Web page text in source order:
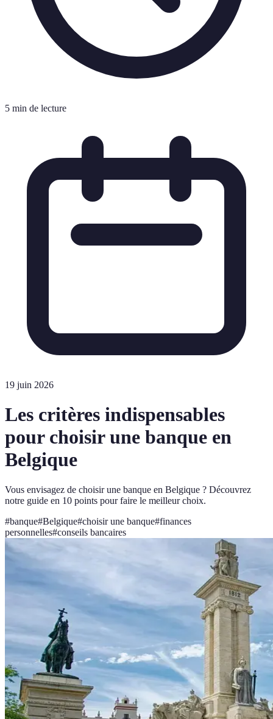
5 min de lecture
19 juin 2026
Les critères indispensables
pour choisir une banque en
Belgique
Vous envisagez de choisir une banque en Belgique ? Découvrez
notre guide en 10 points pour faire le meilleur choix.
#banque#Belgique#choisir une banque#finances
personnelles#conseils bancaires